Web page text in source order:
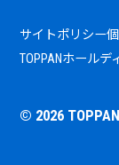
us/
サイトポリシー
TOPPANホール
© 2026